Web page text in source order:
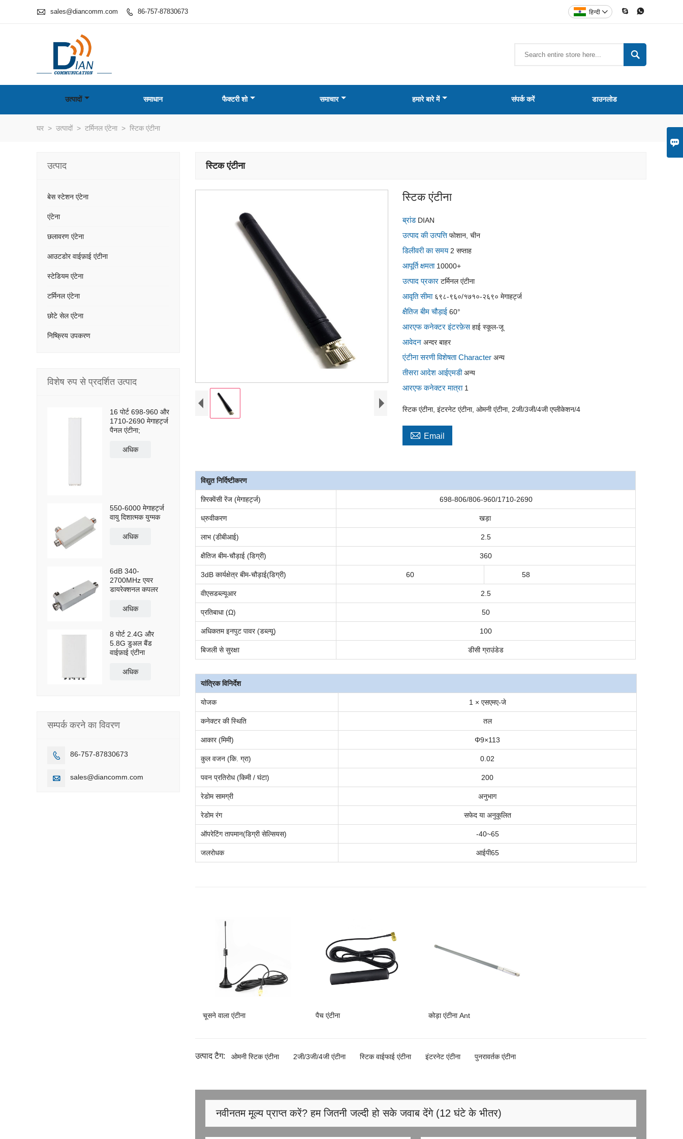

 sales@diancomm.com  86-757-87830673  
हिन्दी 

उत्पादों समाधान फैक्टरी शो समाचार हमारे बारे में संपर्क करें डाउनलोड
घर > उत्पादों > टर्मिनल एंटेना > स्टिक एंटीना
स्टिक एंटीना
स्टिक एंटीना
ब्रांड DIAN
उत्पाद की उत्पत्तिफोशान, चीन
डिलीवरी का समय 2 सप्ताह
आपूर्ति क्षमता 10000+
उत्पाद प्रकारटर्मिनल एंटीना
आवृति सीमा ६९८-९६०/१७१०-२६९० मेगाहर्ट्ज
क्षैतिज बीम चौड़ाई60°
आरएफ कनेक्टर इंटरफ़ेसहाई स्कूल-जू
आवेदनअन्दर बाहर
एंटीना सरणी विशेषता Characterअन्य
तीसरा आदेश आईएमडीअन्य
आरएफ कनेक्टर मात्रा 1
स्टिक एंटीना, इंटरनेट एंटीना, ओमनी एंटीना, 2जी/3जी/4जी एप्लीकेशन/4
 Email
विद्युत निर्दिष्टीकरण
फ़्रिक्वेंसी रेंज (मेगाहर्ट्ज) 698-806/806-960/1710-2690
ध्रुवीकरण खड़ा
लाभ (डीबीआई) 2.5
क्षैतिज बीम-चौड़ाई (डिग्री) 360
3dB कार्यक्षेत्रबीम-चौड़ाई(डिग्री) 60 58
वीएसडब्ल्यूआर 2.5
प्रतिबाधा (Ω) 50
अधिकतम इनपुट पावर (डब्ल्यू) 100
बिजली से सुरक्षा डीसी ग्राउंडेड
यांत्रिक विनिर्देश
योजक 1 × एसएमए-जे
कनेक्टर की स्थिति तल
आकार (मिमी) Φ9×113
कुल वजन (कि. ग्रा) 0.02
पवन प्रतिरोध (किमी / घंटा) 200
रेडोम सामग्री अनुभाग
रेडोम रंग सफेद या अनुकूलित
ऑपरेटिंग तापमान(डिग्री सेल्सियस) -40~65
जलरोधक आईपी65
चूसने वाला एंटीना पैच एंटीना कोड़ा एंटीना Ant
उत्पाद टैग: ओमनी स्टिक एंटीना 2जी/3जी/4जी एंटीना स्टिक वाईफाई एंटीना इंटरनेट एंटीना पुनरावर्तक एंटीना
नवीनतम मूल्य प्राप्त करें? हम जितनी जल्दी हो सके जवाब देंगे (12 घंटे के भीतर)
उत्पाद
बेस स्टेशन एंटेना
एंटेना
छलावरण एंटेना
आउटडोर वाईफ़ाई एंटीना
स्टेडियम एंटेना
टर्मिनल एंटेना
छोटे सेल एंटेना
निष्क्रिय उपकरण
विशेष रुप से प्रदर्शित उत्पाद
16 पोर्ट 698-960 और
1710-2690 मेगाहर्ट्ज
पैनल एंटीना;
अधिक
550-6000 मेगाहर्ट्ज
वायु दिशात्मक युग्मक
अधिक
6dB 340-
2700MHz एयर
डायरेक्शनल कपलर
अधिक
8 पोर्ट 2.4G और
5.8G डुअल बैंड
वाईफ़ाई एंटीना
अधिक
सम्पर्क करने का विवरण
 86-757-87830673
 sales@diancomm.com